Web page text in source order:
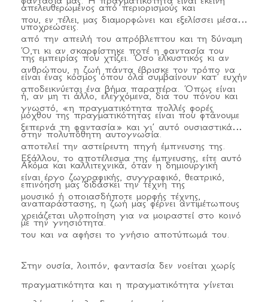
απελευθερωμένος από περιορισμούς και
υποχρεώσεις.
που, εν τέλει, μας διαμορφώνει και εξελίσσει μέσα
από την απειλή του απρόβλεπτου και τη δύναμη
της εμπειρίας που χτίζει. Όσο ελκυστικός κι αν
είναι ένας κόσμος όπου όλα συμβαίνουν κατ’ ευχήν
ή, αν μη τι άλλο, ελεγχόμενα, δια του πόνου και
μόχθου της πραγματικότητας είναι που φτάνουμε
στην πολυπόθητη αυτογνωσία.
Ό,τι κι αν σκαρφίστηκε ποτέ η φαντασία του
ανθρώπου, η ζωή πάντα έβρισκε τον τρόπο να
αποδεικνύεται ένα βήμα παραπέρα. Όπως είναι
γνωστό, «η πραγματικότητα πολλές φορές
ξεπερνά τη φαντασία» και γι’ αυτό ουσιαστικά
αποτελεί την αστείρευτη πηγή έμπνευσης της.
Ακόμα και καλλιτεχνικά, όταν η δημιουργική
επινόηση μας διδάσκει την τέχνη της
αναπαράστασης, η ζωή μας φέρνει αντιμέτωπους
με την γνησιότητα.
Εξάλλου, το αποτέλεσμα της έμπνευσης, είτε αυτό
είναι έργο ζωγραφικής, συγγραφικό, θεατρικό,
μουσικό ή οποιασδήποτε μορφής τέχνης,
χρειάζεται υλοποίηση για να μοιραστεί στο κοινό
του και να αφήσει το γνήσιο αποτύπωμά του.
Στην ουσία, λοιπόν, φαντασία δεν νοείται χωρίς
πραγματικότητα και η πραγματικότητα γίνεται